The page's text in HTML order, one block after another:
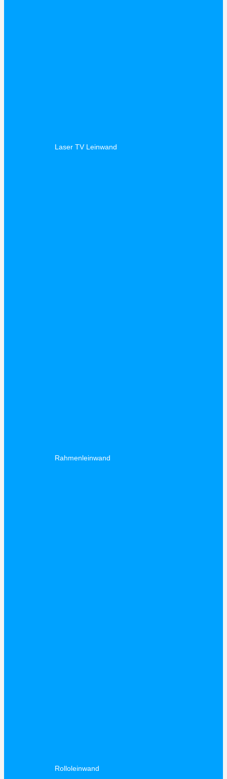
Laser TV Leinwand
Rahmenleinwand
Rolloleinwand